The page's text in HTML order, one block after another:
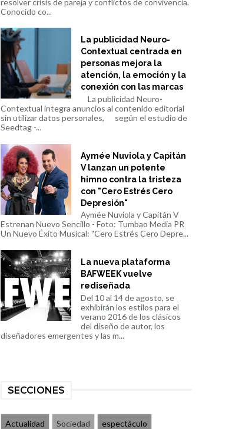
Conocido co...
La publicidad Neuro-
Contextual centrada en
personas mejora la
atención, la emoción y la
conexión con las marcas
La publicidad Neuro-
Contextual integra anuncios al contenido editorial
sin utilizar datos personales, según el estudio de
Seedtag -...
Aymée Nuviola y Capitán
V lanzan un potente
himno contra la tristeza
con "Cero Estrés Cero
Depresión"
Aymée Nuviola y Capitán V
Estrenan Nuevo Sencillo - Foto: Tumbao Media PR
Un Nuevo Éxito Musical: "Cero Estrés Cero Depre...
La nueva plataforma
BAFWEEK vuelve
rediseñada
Del 10 al 14 de agosto, se
exhibirán los estilos para el
verano 2016 de los clásicos
del diseño de autor, los
diseñadores emergentes y las m...
SECCIONES
Actualidad Sociedad espectáculo